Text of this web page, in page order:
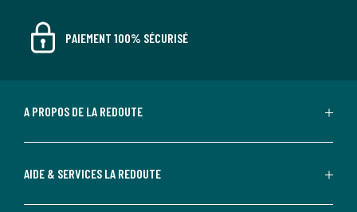
PAIEMENT 100% SÉCURISÉ
A PROPOS DE LA REDOUTE
AIDE & SERVICES LA REDOUTE